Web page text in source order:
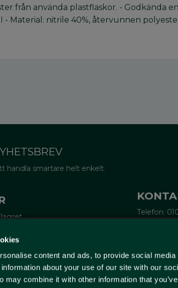
content and ads, to provide social
about your use of our site with our
may combine it with other information that
från använda plastflaskor. - Godkända
- Material: nitrile 40%, återvunnen
handla smartare helt enkelt.
certifieringar
första köp
Telefon:
Wellagret
Triangeln 4
211 43